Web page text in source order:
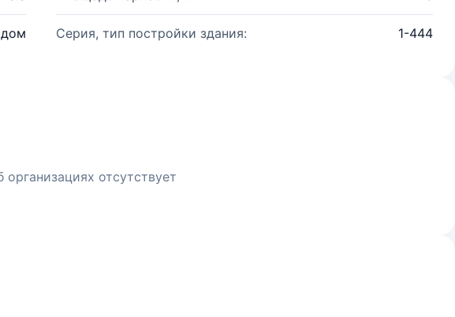
Серия, тип постройки здания: 1-444
отсутствует